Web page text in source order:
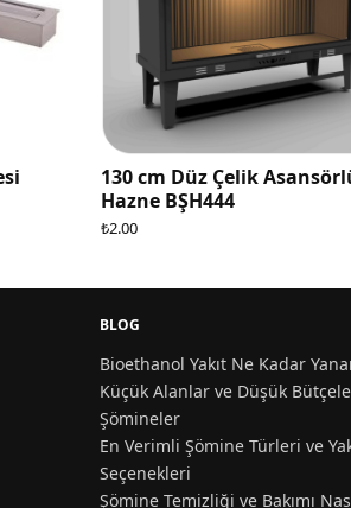
Asansörlü
Üç Yüzü Açık
Hazne
BLOG
Bioethanol Yakıt Ne Kadar
Küçük Alanlar ve Düşük
Şömineler
En Verimli Şömine Türleri ve
Seçenekleri
Şömine Temizliği ve Bakımı